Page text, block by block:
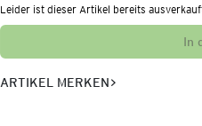
Leider ist dieser Artikel bereits
In
ARTIKEL MERKEN